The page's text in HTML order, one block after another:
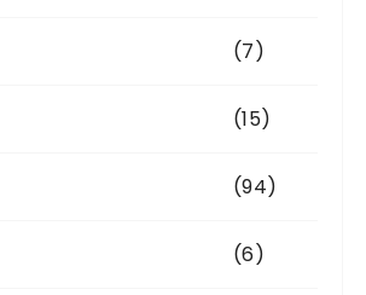
(7)
(15)
(94)
(6)